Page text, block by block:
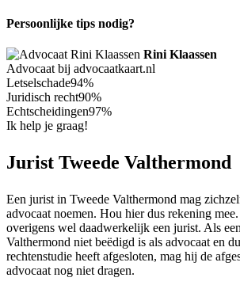
Persoonlijke tips nodig?
Rini Klaassen
Advocaat bij advocaatkaart.nl
Letselschade94%
Juridisch recht90%
Echtscheidingen97%
Ik help je graag!
Jurist Tweede Valthermond
Een jurist in Tweede Valthermond mag
advocaat noemen. Hou hier dus rekening
overigens wel daadwerkelijk een jurist. Als
Valthermond niet beëdigd is als advocaat en
rechtenstudie heeft afgesloten, mag hij de
advocaat nog niet dragen.